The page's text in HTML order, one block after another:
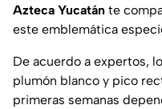
Azteca Yucatán te
este emblemática
De acuerdo a expertos,
plumón blanco y pico
primeras semanas